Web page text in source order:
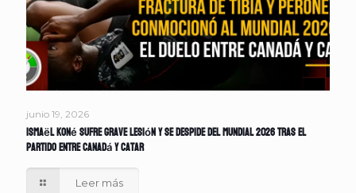
junio 19, 2026
Ismaël Koné sufre grave lesión y se despide del Mundial 2026 tras el
partido entre Canadá y Catar
Leer más